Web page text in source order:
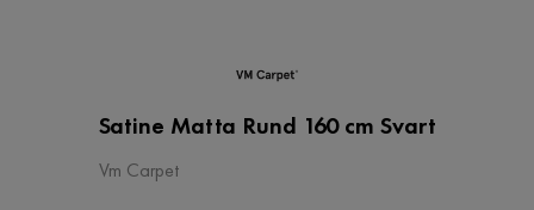
Satine Matta Rund 160 cm Svart
Vm Carpet